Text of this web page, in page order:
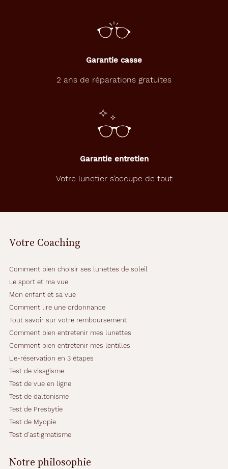
Garantie casse
2 ans de réparations gratuites
Garantie entretien
Votre lunetier s’occupe de tout
Votre Coaching
Comment bien choisir ses lunettes de soleil
Le sport et ma vue
Mon enfant et sa vue
Comment lire une ordonnance
Tout savoir sur votre remboursement
Comment bien entretenir mes lunettes
Comment bien entretenir mes lentilles
L'e-réservation en 3 étapes
Test de visagisme
Test de vue en ligne
Test de daltonisme
Test de Presbytie
Test de Myopie
Test d'astigmatisme
Notre philosophie